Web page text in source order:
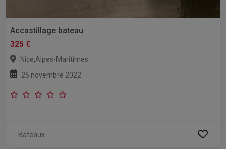
Accastillage bateau
325 €
Nice,Alpes-Maritimes
25 novembre 2022
Bateaux